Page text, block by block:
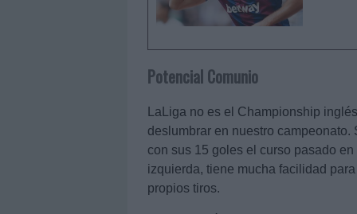
Potencial Comunio
LaLiga no es el Championship
deslumbrar en nuestro
con sus 15 goles el curso pasado
izquierda, tiene mucha facilidad
propios tiros.